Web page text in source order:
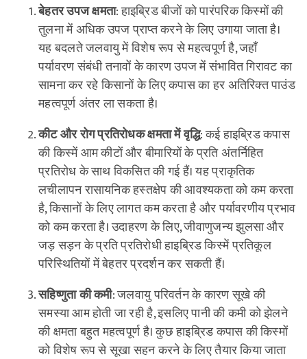
बेहतर उपज क्षमता: हाइब्रिड बीजों को पारंपरिक किस्मों की
तुलना में अधिक उपज प्राप्त करने के लिए उगाया जाता है।
यह बदलते जलवायु में विशेष रूप से महत्वपूर्ण है, जहाँ
पर्यावरण संबंधी तनावों के कारण उपज में संभावित गिरावट का
सामना कर रहे किसानों के लिए कपास का हर अतिरिक्त पाउंड
महत्वपूर्ण अंतर ला सकता है।
कीट और रोग प्रतिरोधक क्षमता में वृद्धि: कई हाइब्रिड कपास
की किस्में आम कीटों और बीमारियों के प्रति अंतर्निहित
प्रतिरोध के साथ विकसित की गई हैं। यह प्राकृतिक
लचीलापन रासायनिक हस्तक्षेप की आवश्यकता को कम करता
है, किसानों के लिए लागत कम करता है और पर्यावरणीय प्रभाव
को कम करता है। उदाहरण के लिए, जीवाणुजन्य झुलसा और
जड़ सड़न के प्रति प्रतिरोधी हाइब्रिड किस्में प्रतिकूल
परिस्थितियों में बेहतर प्रदर्शन कर सकती हैं।
सहिष्णुता की कमी: जलवायु परिवर्तन के कारण सूखे की
समस्या आम होती जा रही है, इसलिए पानी की कमी को झेलने
की क्षमता बहुत महत्वपूर्ण है। कुछ हाइब्रिड कपास की किस्मों
को विशेष रूप से सूखा सहन करने के लिए तैयार किया जाता